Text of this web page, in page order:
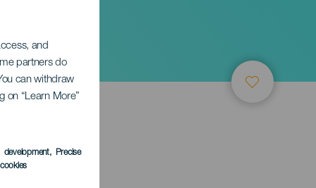
and
partners do
can withdraw
on “Learn More”
development, Precise